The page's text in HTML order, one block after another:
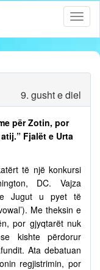
9. gusht e diel
për Zotin, por
Fjalët e Urta
të një konkursi
DC. Vajza
e Jugut u pyet të
Me theksin e
por gjyqtarët nuk
kishte përdorur
Ata debatuan
regjistrimin, por